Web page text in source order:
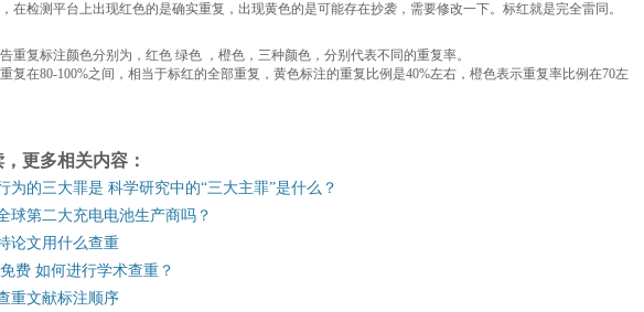
在检测平台上出现红色的是确实重复，出现黄色的是可能存在抄袭，需要修改一下。标红就是完全雷同。
重复标注颜色分别为，红色 绿色 ，橙色，三种颜色，分别代表不同的重复率。
复在80-100%之间，相当于标红的全部重复，黄色标注的重复比例是40%左右，橙色表示重复率比例在70左
更多相关内容：
为的三大罪是 科学研究中的“三大主罪”是什么？
球第二大充电电池生产商吗？
论文用什么查重
费 如何进行学术查重？
重文献标注顺序